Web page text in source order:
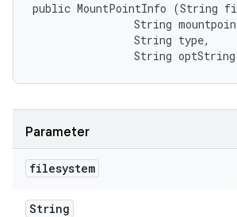
public MountPointInfo (String
String
                String type,
String
Parameter
filesystem
String